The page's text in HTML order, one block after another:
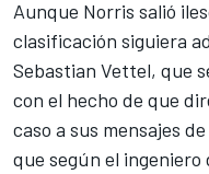
Aunque Norris salió
clasificación siguiera
Sebastian Vettel, que
con el hecho de que
caso a sus mensajes
que según el